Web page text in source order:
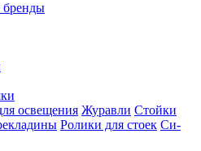
бренды
освещения Журавли Стойки
Ролики для стоек Си-